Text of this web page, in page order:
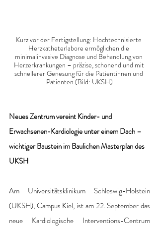
Kurz vor der Fertigstellung: Hochtechnisierte
Herzkatheterlabore ermöglichen die
minimalinvasive Diagnose und Behandlung von
Herzerkrankungen – präzise, schonend und mit
schnellerer Genesung für die Patientinnen und
Patienten (Bild: UKSH)
Neues Zentrum vereint Kinder- und
Erwachsenen-Kardiologie unter einem Dach –
wichtiger Baustein im Baulichen Masterplan des
UKSH
Am Universitätsklinikum Schleswig-Holstein
(UKSH), Campus Kiel, ist am 22. September das
neue Kardiologische Interventions-Centrum